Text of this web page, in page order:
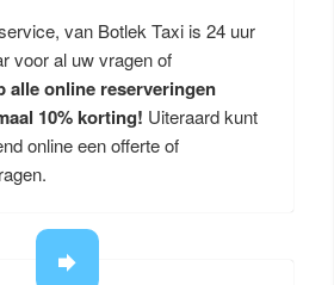
van Botlek Taxi is 24 uur
voor al uw vragen of
alle online reserveringen
10% korting! Uiteraard kunt
online een offerte of